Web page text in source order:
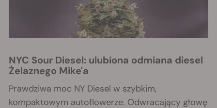
NYC Sour Diesel: ulubiona odmiana diesel
Żelaznego Mike'a
Prawdziwa moc NY Diesel w szybkim,
kompaktowym autoflowerze. Odwracający głowę